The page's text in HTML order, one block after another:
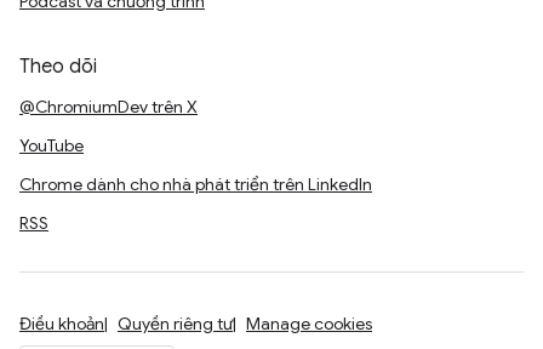
Theo dõi
@ChromiumDev trên X
YouTube
Chrome dành cho nhà phát triển trên LinkedIn
RSS
Điều khoản Quyền riêng tư Manage cookies